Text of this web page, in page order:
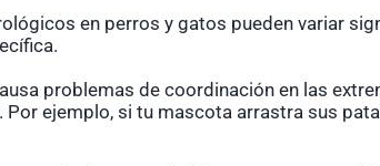
en perros y gatos pueden variar
problemas de coordinación en las
ejemplo, si tu mascota arrastra sus